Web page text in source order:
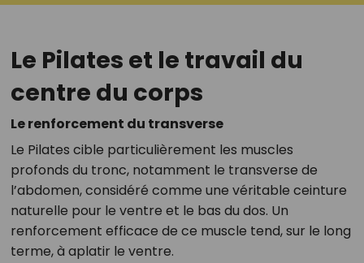
Le Pilates et le travail du
centre du corps
Le renforcement du transverse
Le Pilates cible particulièrement les muscles
profonds du tronc, notamment le transverse de
l’abdomen, considéré comme une véritable ceinture
naturelle pour le ventre et le bas du dos. Un
renforcement efficace de ce muscle tend, sur le long
terme, à aplatir le ventre.